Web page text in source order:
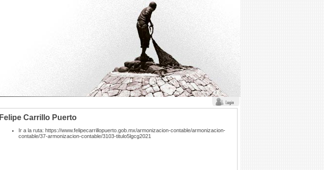
Felipe Carrillo Puerto
Ir a la ruta: https://www.felipecarrillopuerto.gob.mx/armonizacion-contable/armonizacion-
contable/37-armonizacion-contable/3103-titulo5lgcg2021